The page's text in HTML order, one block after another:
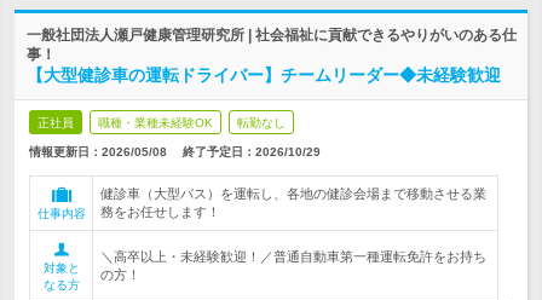
一般社団法人瀬戸健康管理研究所 | 社会福祉に貢献できるやりがいのある仕
事！
【大型健診車の運転ドライバー】チームリーダー◆未経験歓迎
正社員 職種・業種未経験OK 転勤なし
情報更新日：2026/05/08 終了予定日： 2026/10/29
仕事内容
健診車（大型バス）を運転し、各地の健診会場まで移動させる業
務をお任せします！
対象と
なる方
＼高卒以上・未経験歓迎！／普通自動車第一種運転免許をお持ち
の方！